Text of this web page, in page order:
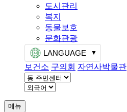
도시관리
복지
동물보호
문화관광
LANGUAGE
보건소 구의회 자연사박물관
메뉴